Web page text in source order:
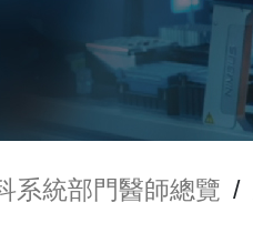
系統部門醫師總覽 /